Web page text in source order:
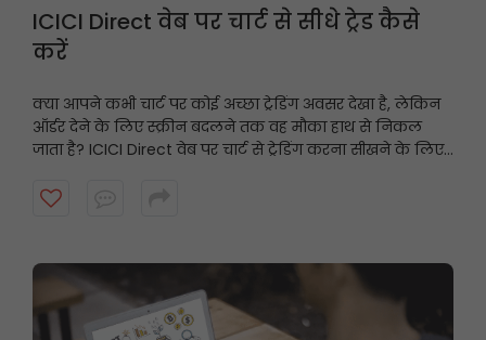
ICICI Direct वेब पर चार्ट से सीधे ट्रेड कैसे
करें
क्या आपने कभी चार्ट पर कोई अच्छा ट्रेडिंग अवसर देखा है, लेकिन
ऑर्डर देने के लिए स्क्रीन बदलने तक वह मौका हाथ से निकल
जाता है? ICICI Direct वेब पर चार्ट से ट्रेडिंग करना सीखने के लिए